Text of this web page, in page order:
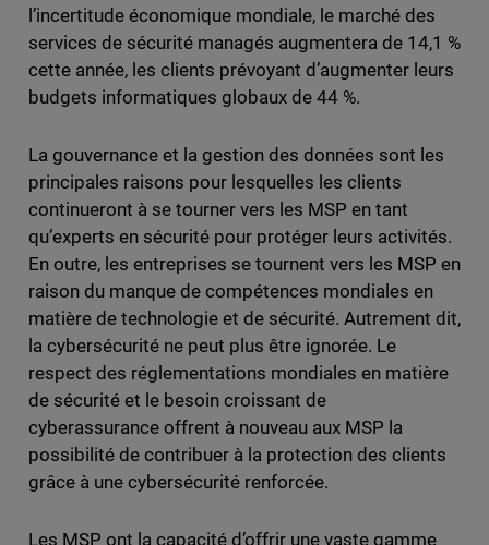
l’incertitude économique mondiale, le marché des
services de sécurité managés augmentera de 14,1 %
cette année, les clients prévoyant d’augmenter leurs
budgets informatiques globaux de 44 %.
La gouvernance et la gestion des données sont les
principales raisons pour lesquelles les clients
continueront à se tourner vers les MSP en tant
qu’experts en sécurité pour protéger leurs activités.
En outre, les entreprises se tournent vers les MSP en
raison du manque de compétences mondiales en
matière de technologie et de sécurité. Autrement dit,
la cybersécurité ne peut plus être ignorée. Le
respect des réglementations mondiales en matière
de sécurité et le besoin croissant de
cyberassurance offrent à nouveau aux MSP la
possibilité de contribuer à la protection des clients
grâce à une cybersécurité renforcée.
Les MSP ont la capacité d’offrir une vaste gamme